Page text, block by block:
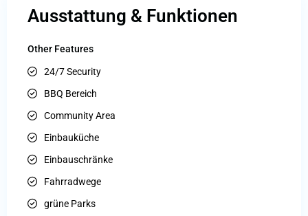
Ausstattung & Funktionen
Other Features
24/7 Security
BBQ Bereich
Community Area
Einbauküche
Einbauschränke
Fahrradwege
grüne Parks